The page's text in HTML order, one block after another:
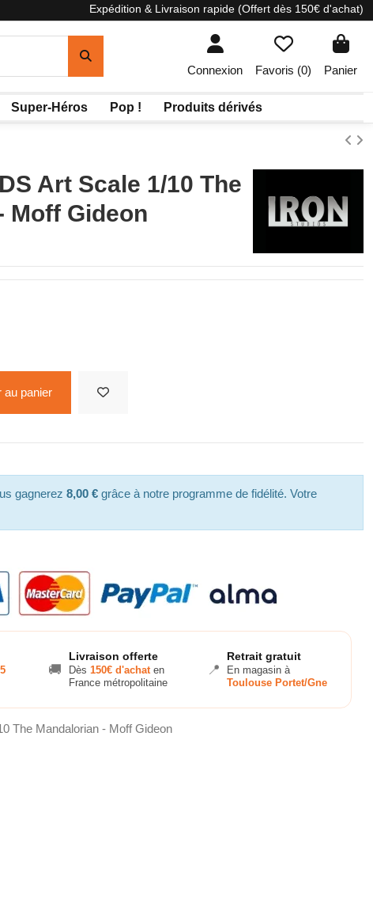
Expédition & Livraison rapide (Offert dès 150€ d'achat)
Connexion Favoris (0) Panier
Super-Héros Pop ! Produits dérivés
Art Scale 1/10 The
Moff Gideon
au panier
gagnerez 8,00 € grâce à notre programme de fidélité. Votre
🚚
Livraison offerte
Dès 150€ d'achaten
France métropolitaine
📍
Retrait gratuit
En magasin à
Toulouse Portet/Gne
The Mandalorian - Moff Gideon